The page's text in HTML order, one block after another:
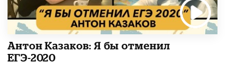
Антон Казаков: Я бы отменил
ЕГЭ-2020